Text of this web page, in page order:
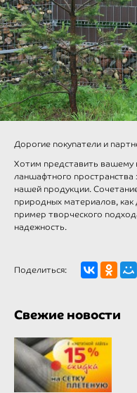
Дорогие покупатели и
Хотим представить
ланшафтного
нашей продукции.
природных материалов, как
пример творческого
надежность.
Поделиться:
Свежие новости